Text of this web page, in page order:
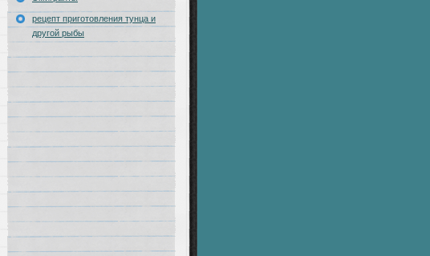
рецепт приготовления тунца и
другой рыбы